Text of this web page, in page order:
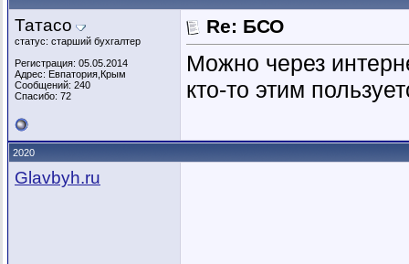
Татасо
статус: старший бухгалтер
Регистрация: 05.05.2014
Адрес: Евпатория,Крым
Сообщений: 240
Спасибо: 72
Re: БСО
Можно через
кто-то этим
2020
Glavbyh.ru